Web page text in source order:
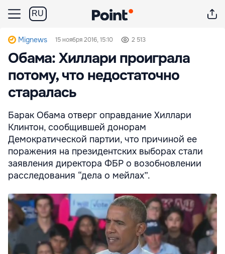
RU
Mignews 15 ноября 2016, 15:10 2 513
Обама: Хиллари проиграла
потому, что недостаточно
старалась
Барак Обама отверг оправдание Хиллари
Клинтон, сообщившей донорам
Демократической партии, что причиной ее
поражения на президентских выборах стали
заявления директора ФБР о возобновлении
расследования “дела о мейлах”.